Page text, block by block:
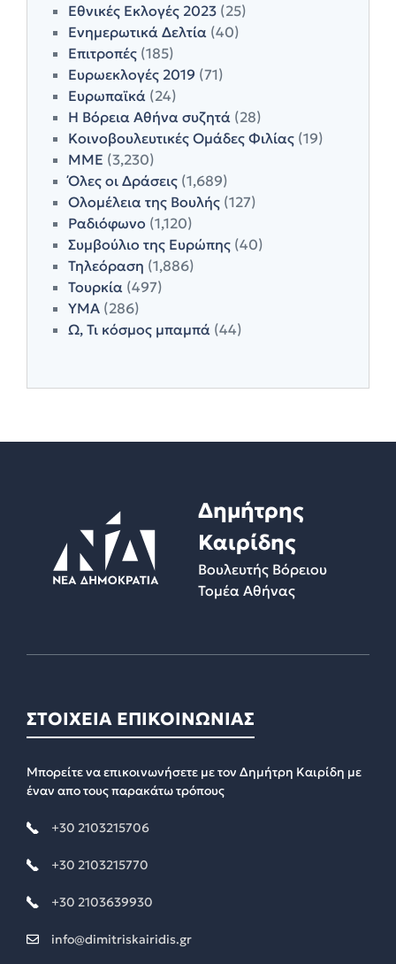
Εθνικές Εκλογές 2023 (25)
Ενημερωτικά Δελτία (40)
Επιτροπές (185)
Ευρωεκλογές 2019 (71)
Ευρωπαϊκά (24)
Η Βόρεια Αθήνα συζητά (28)
Κοινοβουλευτικές Ομάδες Φιλίας (19)
ΜΜΕ (3,230)
Όλες οι Δράσεις (1,689)
Ολομέλεια της Βουλής (127)
Ραδιόφωνο (1,120)
Συμβούλιο της Ευρώπης (40)
Τηλεόραση (1,886)
Τουρκία (497)
ΥΜΑ (286)
Ω, Τι κόσμος μπαμπά (44)
Δημήτρης
Καιρίδης
Βουλευτής Βόρειου
Τομέα Αθήνας
ΣΤΟΙΧΕΙΑ ΕΠΙΚΟΙΝΩΝΙΑΣ
Μπορείτε να επικοινωνήσετε με τον Δημήτρη Καιρίδη με
έναν απο τους παρακάτω τρόπους
+30 2103215706
+30 2103215770
+30 2103639930
info@dimitriskairidis.gr